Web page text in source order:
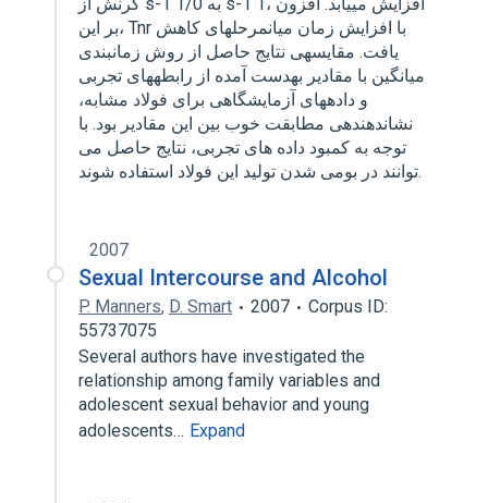
بر این، Tnr با افزایش زمان میان⁭مرحله⁭ای کاهش
یافت. مقایسه⁭ی نتایج حاصل از روش زمانبندی
میانگین با مقادیر به⁭دست آمده از رابطه⁭های تجربی
و دادههای آزمایشگاهی برای فولاد مشابه،
نشاندهنده⁭ی مطابقت خوب بین این مقادیر بود. با
توجه به کمبود داده های تجربی، نتایج حاصل می
توانند در بومی شدن تولید این فولاد استفاده شوند.
2007
Sexual Intercourse and Alcohol
P. Manners, D. Smart 2007
Corpus ID:
55737075
Several authors have investigated the
relationship among family variables and
adolescent sexual behavior and young
adolescents… Expand